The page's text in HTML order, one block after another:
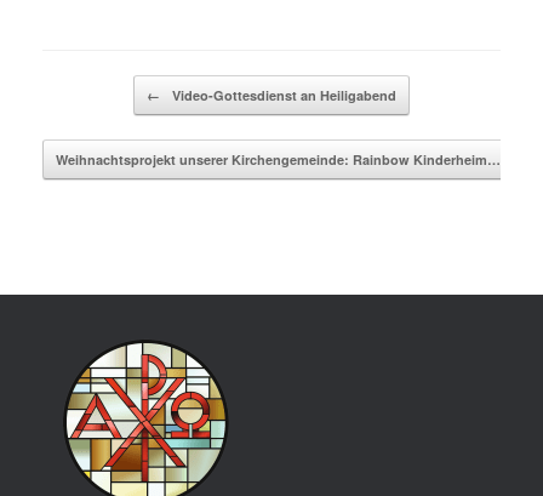
← Video-Gottesdienst an Heiligabend
Weihnachtsprojekt unserer Kirchengemeinde: Rainbow Kinderheim…